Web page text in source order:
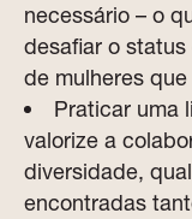
necessário – o
desafiar o
de mulheres
Praticar uma
valorize a
diversidade,
encontradas